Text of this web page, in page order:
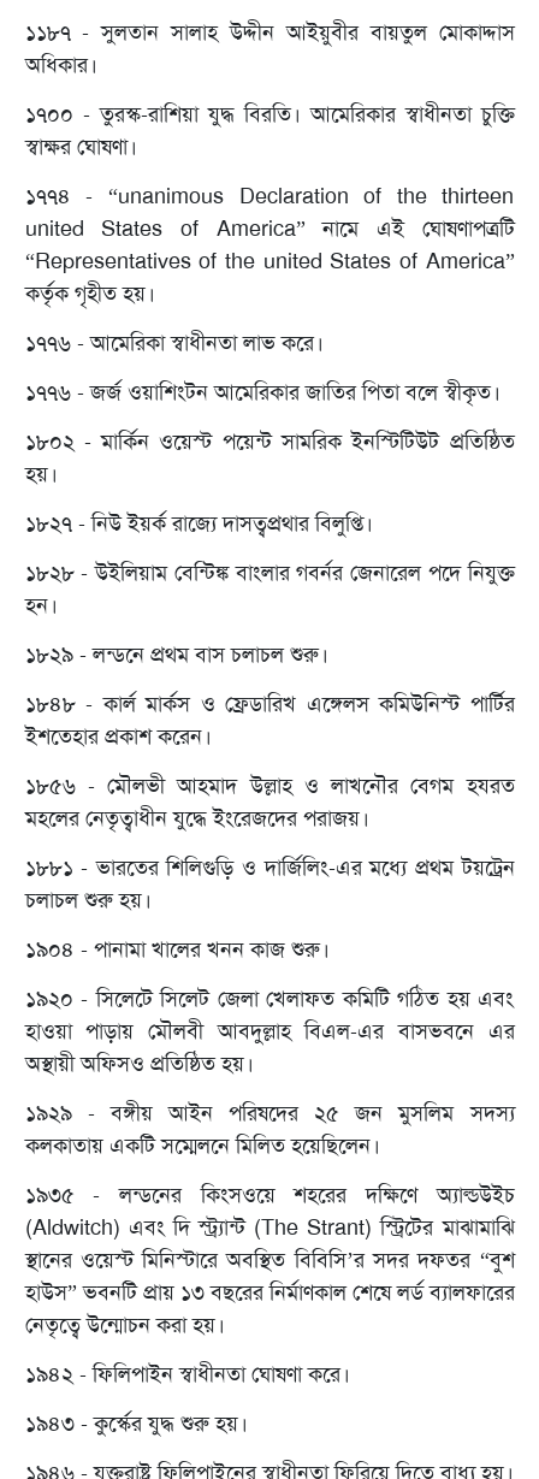
১১৮৭ - সুলতান সালাহ উদ্দীন আইয়ুবীর বায়তুল মোকাদ্দাস
অধিকার।
১৭০০ - তুরস্ক-রাশিয়া যুদ্ধ বিরতি। আমেরিকার স্বাধীনতা চুক্তি
স্বাক্ষর ঘোষণা।
১৭৭৪ - “unanimous Declaration of the thirteen
united States of America” নামে এই ঘোষণাপত্রটি
“Representatives of the united States of America”
কর্তৃক গৃহীত হয়।
১৭৭৬ - আমেরিকা স্বাধীনতা লাভ করে।
১৭৭৬ - জর্জ ওয়াশিংটন আমেরিকার জাতির পিতা বলে স্বীকৃত।
১৮০২ - মার্কিন ওয়েস্ট পয়েন্ট সামরিক ইনস্টিটিউট প্রতিষ্ঠিত
হয়।
১৮২৭ - নিউ ইয়র্ক রাজ্যে দাসত্বপ্রথার বিলুপ্তি।
১৮২৮ - উইলিয়াম বেন্টিঙ্ক বাংলার গবর্নর জেনারেল পদে নিযুক্ত
হন।
১৮২৯ - লন্ডনে প্রথম বাস চলাচল শুরু।
১৮৪৮ - কার্ল মার্কস ও ফ্রেডারিখ এঙ্গেলস কমিউনিস্ট পার্টির
ইশতেহার প্রকাশ করেন।
১৮৫৬ - মৌলভী আহমাদ উল্লাহ ও লাখনৌর বেগম হযরত
মহলের নেতৃত্বাধীন যুদ্ধে ইংরেজদের পরাজয়।
১৮৮১ - ভারতের শিলিগুড়ি ও দার্জিলিং-এর মধ্যে প্রথম টয়ট্রেন
চলাচল শুরু হয়।
১৯০৪ - পানামা খালের খনন কাজ শুরু।
১৯২০ - সিলেটে সিলেট জেলা খেলাফত কমিটি গঠিত হয় এবং
হাওয়া পাড়ায় মৌলবী আবদুল্লাহ বিএল-এর বাসভবনে এর
অস্থায়ী অফিসও প্রতিষ্ঠিত হয়।
১৯২৯ - বঙ্গীয় আইন পরিষদের ২৫ জন মুসলিম সদস্য
কলকাতায় একটি সম্মেলনে মিলিত হয়েছিলেন।
১৯৩৫ - লন্ডনের কিংসওয়ে শহরের দক্ষিণে অ্যাল্ডউইচ
(Aldwitch) এবং দি স্ট্র্যান্ট (The Strant) স্ট্রিটের মাঝামাঝি
স্থানের ওয়েস্ট মিনিস্টারে অবস্থিত বিবিসি’র সদর দফতর “বুশ
হাউস” ভবনটি প্রায় ১৩ বছরের নির্মাণকাল শেষে লর্ড ব্যালফারের
নেতৃত্বে উন্মোচন করা হয়।
১৯৪২ - ফিলিপাইন স্বাধীনতা ঘোষণা করে।
১৯৪৩ - কুর্স্কের যুদ্ধ শুরু হয়।